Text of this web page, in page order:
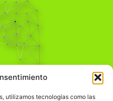
utilizamos tecnologías como las
Crítico
para transformarlo.